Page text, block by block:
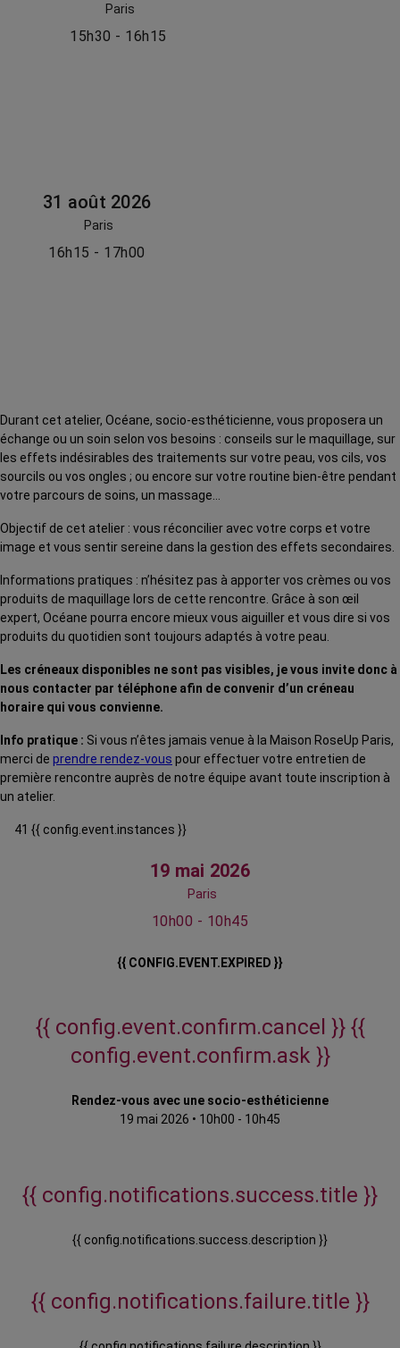
Paris
15h30 - 16h15
31 août 2026
Paris
16h15 - 17h00
Durant cet atelier, Océane, socio-esthéticienne, vous proposera un
échange ou un soin selon vos besoins : conseils sur le maquillage, sur
les effets indésirables des traitements sur votre peau, vos cils, vos
sourcils ou vos ongles ; ou encore sur votre routine bien-être pendant
votre parcours de soins, un massage…
Objectif de cet atelier : vous réconcilier avec votre corps et votre
image et vous sentir sereine dans la gestion des effets secondaires.
Informations pratiques : n’hésitez pas à apporter vos crèmes ou vos
produits de maquillage lors de cette rencontre. Grâce à son œil
expert, Océane pourra encore mieux vous aiguiller et vous dire si vos
produits du quotidien sont toujours adaptés à votre peau.
Les créneaux disponibles ne sont pas visibles, je vous invite donc à
nous contacter par téléphone afin de convenir d’un créneau
horaire qui vous convienne.
Info pratique : Si vous n’êtes jamais venue à la Maison RoseUp Paris,
merci de prendre rendez-vous pour effectuer votre entretien de
première rencontre auprès de notre équipe avant toute inscription à
un atelier.
41 {{ config.event.instances }}
19 mai 2026
Paris
10h00 - 10h45
{{ CONFIG.EVENT.EXPIRED }}
{{ config.event.confirm.cancel }} {{
config.event.confirm.ask }}
Rendez-vous avec une socio-esthéticienne
19 mai 2026 • 10h00 - 10h45
{{ config.notifications.success.title }}
{{ config.notifications.success.description }}
{{ config.notifications.failure.title }}